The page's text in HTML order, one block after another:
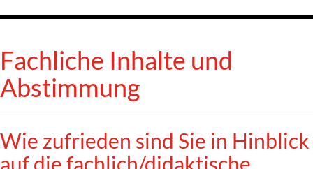
Fachliche Inhalte und
Abstimmung
Wie zufrieden sind Sie in Hinblick
auf die fachlich/didaktische